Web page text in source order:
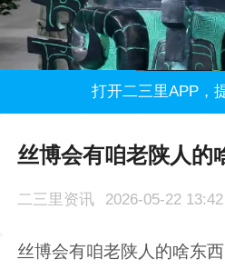
打开二三里APP，
丝博会有咱老陕人的
二三里资讯 2026-05-22 13:42
丝博会有咱老陕人的啥东